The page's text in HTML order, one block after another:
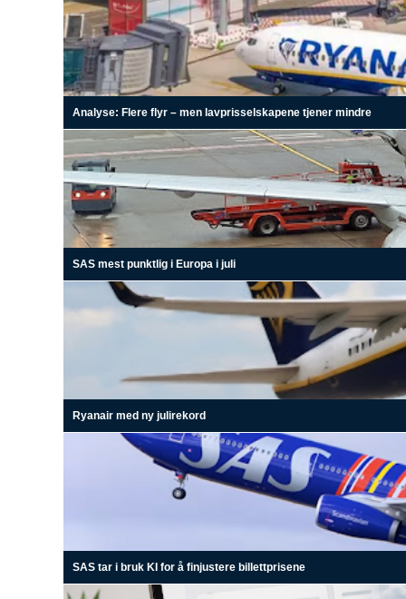
Analyse: Flere flyr – men lavprisselskapene tjener mindre
SAS mest punktlig i Europa i juli
Ryanair med ny julirekord
SAS tar i bruk KI for å finjustere billettprisene